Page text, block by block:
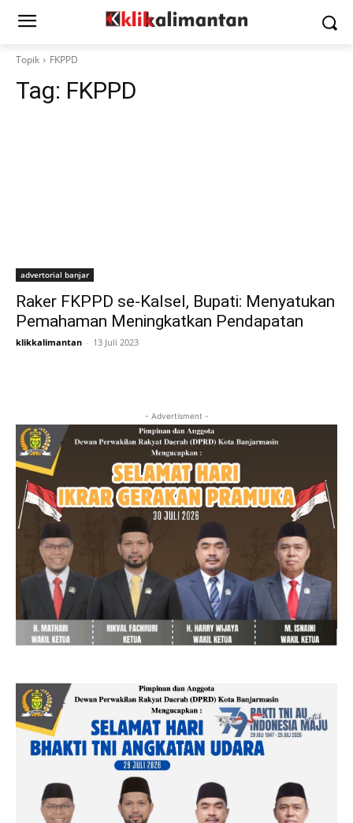
Topik FKPPD
Tag: FKPPD
advertorial banjar
Raker FKPPD se-Kalsel, Bupati: Menyatukan
Pemahaman Meningkatkan Pendapatan
klikkalimantan - 13 Juli 2023
- Advertisment -